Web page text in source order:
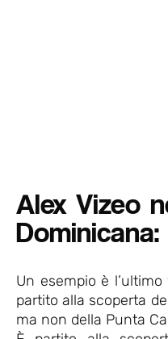
Alex Vizeo
Dominicana:
Un esempio è l’ultimo
partito alla scoperta
ma non della Punta